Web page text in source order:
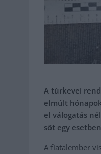
A túrkevei
elmúlt
el válogatás
sőt egy
A fiatalember